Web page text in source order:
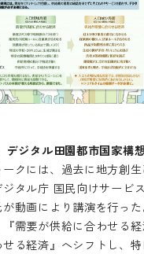
デジタル田園都市国家構
クには、過去に地方創
タル庁 国民向けサービ
動画により講演を行っ
需要が供給に合わせる
る経済』へシフトし、